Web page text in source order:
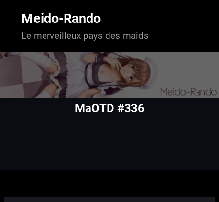
Meido-Rando
Le merveilleux pays des maids
MaOTD #336